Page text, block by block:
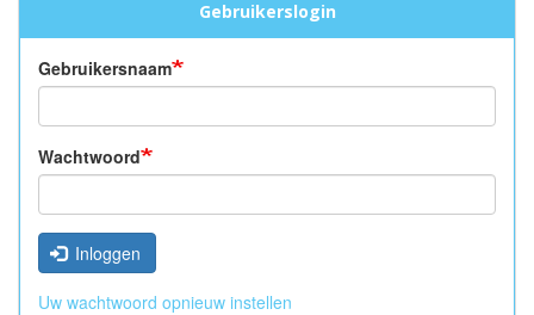
Gebruikerslogin
Gebruikersnaam
Wachtwoord
Inloggen
Uw wachtwoord opnieuw instellen